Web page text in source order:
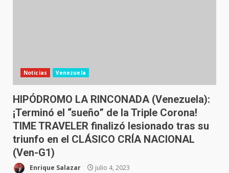
Noticias Venezuela
HIPÓDROMO LA RINCONADA (Venezuela):
¡Terminó el “sueño” de la Triple Corona!
TIME TRAVELER finalizó lesionado tras su
triunfo en el CLÁSICO CRÍA NACIONAL
(Ven-G1)
Enrique Salazar julio 4, 2023